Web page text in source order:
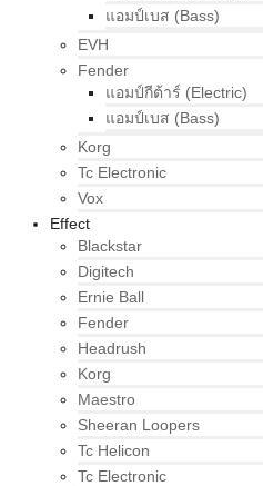
แอมป์เบส (Bass)
EVH
Fender
แอมป์กีต้าร์ (Electric)
แอมป์เบส (Bass)
Korg
Tc Electronic
Vox
Effect
Blackstar
Digitech
Ernie Ball
Fender
Headrush
Korg
Maestro
Sheeran Loopers
Tc Helicon
Tc Electronic